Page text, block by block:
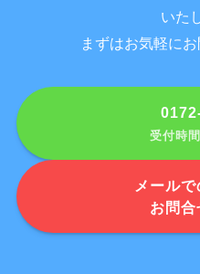
いた
まずはお気軽に
受付時
メール
お問合